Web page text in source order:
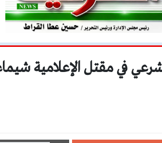
في مقتل الإعلامية